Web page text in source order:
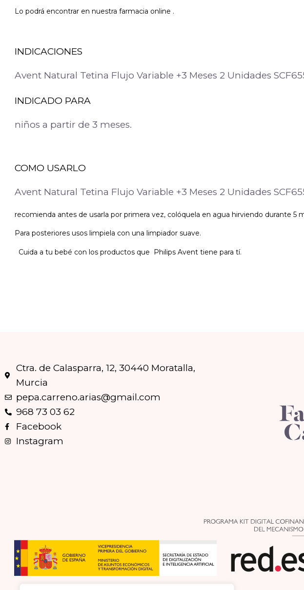
Lo podrá encontrar en nuestra farmacia online .
INDICACIONES
Avent Natural Tetina Flujo Variable +3 Meses 2 Unidades
INDICADO PARA
niños a partir de 3 meses.
COMO USARLO
Avent Natural Tetina Flujo Variable +3 Meses 2 Unidades
recomienda antes de usarla por primera vez, colóquela en agua hirviendo durante 5
Para posteriores usos limpiela con una limpiador suave.
Cuida a tu bebé con los productos que Philips Avent tiene para tí.
Ctra. de Calasparra, 12, 30440 Moratalla,
Murcia
pepa.carreno.arias@gmail.com
968 73 03 62
Facebook
Instagram